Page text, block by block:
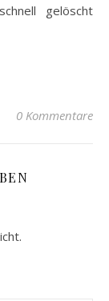
gelöscht
0 Kommentare